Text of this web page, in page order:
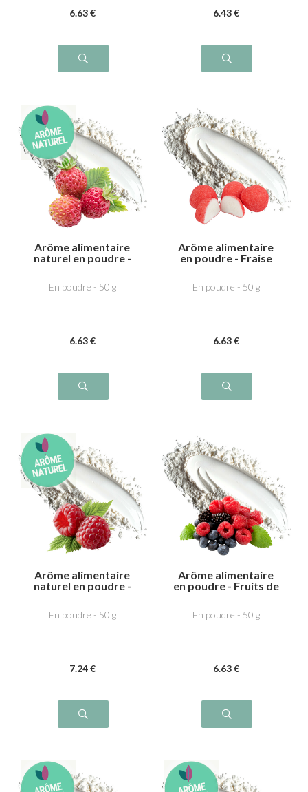
6.63 € 6.43 €
Arôme alimentaire
naturel en poudre -
En poudre - 50 g
6.63 €
Arôme alimentaire
en poudre - Fraise
En poudre - 50 g
6.63 €
Arôme alimentaire
naturel en poudre -
En poudre - 50 g
7.24 €
Arôme alimentaire
en poudre - Fruits de
En poudre - 50 g
6.63 €